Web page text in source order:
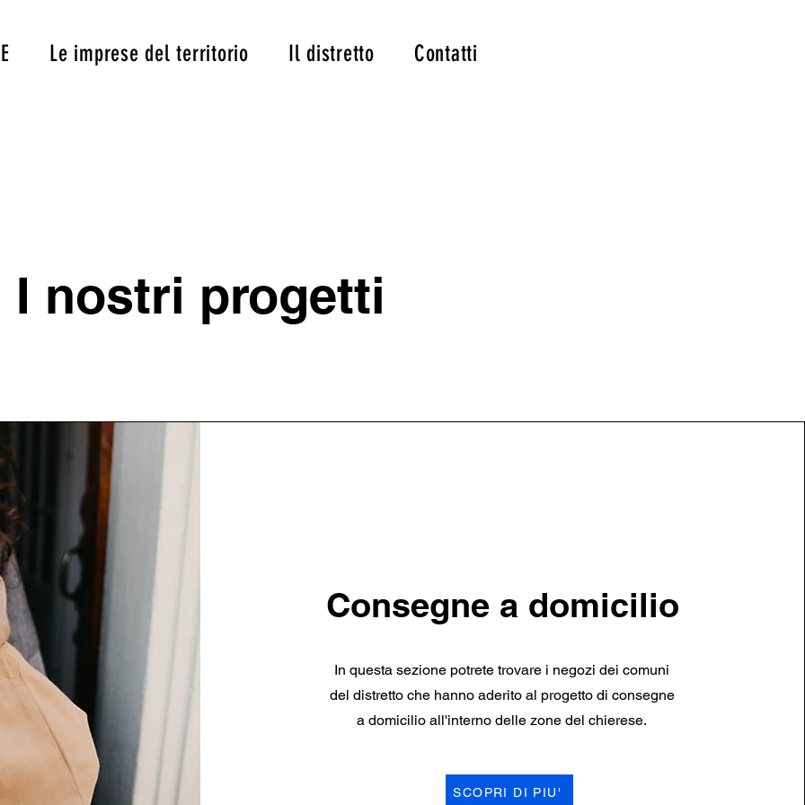
Le imprese del territorio Il distretto Contatti
I nostri progetti
Consegne a domicilio
In questa sezione potrete trovare i negozi dei comuni
del distretto che hanno aderito al progetto di consegne
a domicilio all'interno delle zone del chierese.
SCOPRI DI PIU'